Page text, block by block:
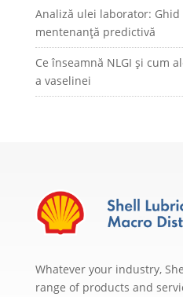
Analiză ulei laborator:
mentenanță predictivă
Ce înseamnă NLGI și cum
a vaselinei
Whatever your industry,
range of products and